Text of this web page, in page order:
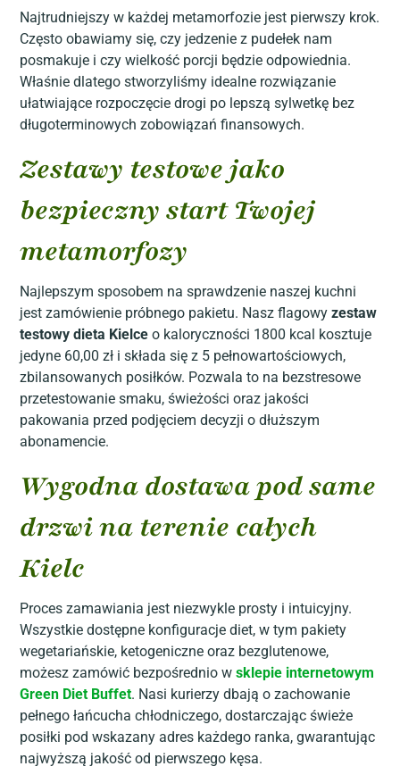
Najtrudniejszy w każdej metamorfozie jest pierwszy krok.
Często obawiamy się, czy jedzenie z pudełek nam
posmakuje i czy wielkość porcji będzie odpowiednia.
Właśnie dlatego stworzyliśmy idealne rozwiązanie
ułatwiające rozpoczęcie drogi po lepszą sylwetkę bez
długoterminowych zobowiązań finansowych.
Zestawy testowe jako
bezpieczny start Twojej
metamorfozy
Najlepszym sposobem na sprawdzenie naszej kuchni
jest zamówienie próbnego pakietu. Nasz flagowyzestaw
testowy dieta Kielce o kaloryczności 1800 kcal kosztuje
jedyne 60,00 zł i składa się z 5 pełnowartościowych,
zbilansowanych posiłków. Pozwala to na bezstresowe
przetestowanie smaku, świeżości oraz jakości
pakowania przed podjęciem decyzji o dłuższym
abonamencie.
Wygodna dostawa pod same
drzwi na terenie całych
Kielc
Proces zamawiania jest niezwykle prosty i intuicyjny.
Wszystkie dostępne konfiguracje diet, w tym pakiety
wegetariańskie, ketogeniczne oraz bezglutenowe,
możesz zamówić bezpośrednio wsklepie internetowym
Green Diet Buffet. Nasi kurierzy dbają o zachowanie
pełnego łańcucha chłodniczego, dostarczając świeże
posiłki pod wskazany adres każdego ranka, gwarantując
najwyższą jakość od pierwszego kęsa.